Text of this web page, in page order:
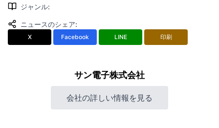
ジャンル:
ニュースのシェア:
X Facebook LINE 印刷
サン電子株式会社
会社の詳しい情報を見る